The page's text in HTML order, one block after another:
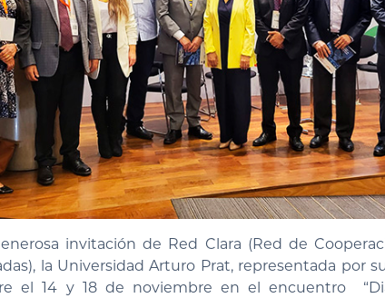
invitación de Red Clara (Red de
la Universidad Arturo Prat, representada por
el 14 y 18 de noviembre en el encuentro